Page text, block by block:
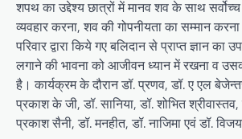
शपथ का उद्देश्य छात्रों में मानव शव के साथ
व्यवहार करना, शव की गोपनीयता का सम्मान
परिवार द्वारा किये गए बलिदान से प्राप्त ज्ञान का
लगाने की भावना को आजीवन ध्यान में रखना व
है। कार्यक्रम के दौरान डॉ. प्रणव, डॉ. ए एल
प्रकाश के जी, डॉ. सानिया, डॉ. शोभित श्रीवास्तव,
प्रकाश सैनी, डॉ. मनहीत, डॉ. नाजिमा एवं डॉ.